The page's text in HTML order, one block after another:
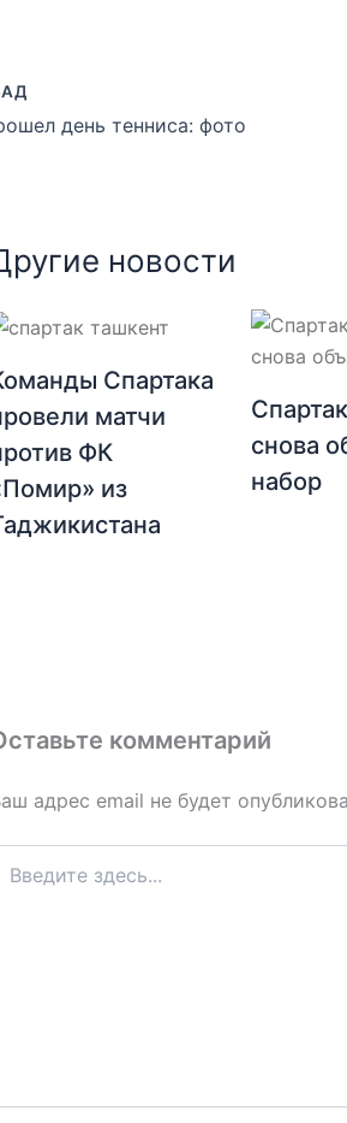
день тенниса: фото
новости
Спартака
матчи
ФК
из
снова
набор
комментарий
адрес email не будет